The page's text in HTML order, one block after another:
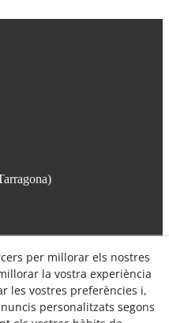
)
per millorar els nostres
la vostra experiència
les vostres preferències i,
personalitzats segons